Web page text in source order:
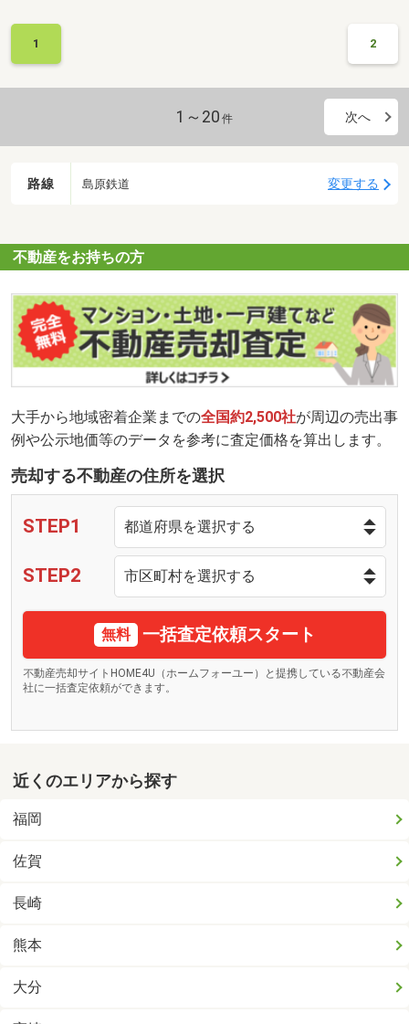
1 2
1～20 件 次へ
路線 島原鉄道 変更する
不動産をお持ちの方
大手から地域密着企業までの全国約2,500社が周辺の売出事
例や公示地価等のデータを参考に査定価格を算出します。
売却する不動産の住所を選択
STEP1
STEP2
無料 一括査定依頼スタート
不動産売却サイトHOME4U（ホームフォーユー）と提携している不動産会
社に一括査定依頼ができます。
近くのエリアから探す
福岡
佐賀
長崎
熊本
大分